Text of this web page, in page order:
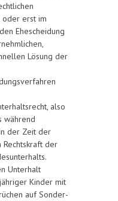
oder erst im
Ehescheidung
Lösung der
also
während
der Zeit der
Rechtskraft der
Unterhalt
Kinder mit
auf Sonder-